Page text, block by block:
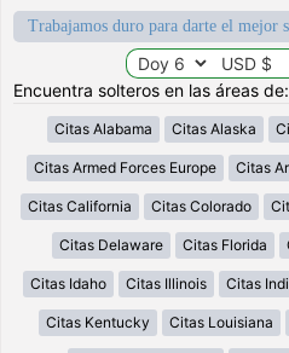
Trabajamos duro para darte el mejor
Encuentra solteros en las áreas
Citas Alabama Citas Alaska
Citas Armed Forces Europe Citas
Citas California Citas Colorado
Citas Delaware Citas Florida
Citas Idaho Citas Illinois Citas
Citas Kentucky Citas Louisiana